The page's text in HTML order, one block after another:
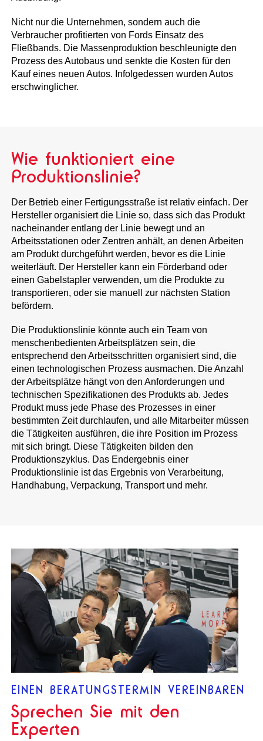
Nicht nur die Unternehmen, sondern auch die
Verbraucher profitierten von Fords Einsatz des
Fließbands. Die Massenproduktion beschleunigte den
Prozess des Autobaus und senkte die Kosten für den
Kauf eines neuen Autos. Infolgedessen wurden Autos
erschwinglicher.
Wie funktioniert eine
Produktionslinie?
Der Betrieb einer Fertigungsstraße ist relativ einfach. Der
Hersteller organisiert die Linie so, dass sich das Produkt
nacheinander entlang der Linie bewegt und an
Arbeitsstationen oder Zentren anhält, an denen Arbeiten
am Produkt durchgeführt werden, bevor es die Linie
weiterläuft. Der Hersteller kann ein Förderband oder
einen Gabelstapler verwenden, um die Produkte zu
transportieren, oder sie manuell zur nächsten Station
befördern.
Die Produktionslinie könnte auch ein Team von
menschenbedienten Arbeitsplätzen sein, die
entsprechend den Arbeitsschritten organisiert sind, die
einen technologischen Prozess ausmachen. Die Anzahl
der Arbeitsplätze hängt von den Anforderungen und
technischen Spezifikationen des Produkts ab. Jedes
Produkt muss jede Phase des Prozesses in einer
bestimmten Zeit durchlaufen, und alle Mitarbeiter müssen
die Tätigkeiten ausführen, die ihre Position im Prozess
mit sich bringt. Diese Tätigkeiten bilden den
Produktionszyklus. Das Endergebnis einer
Produktionslinie ist das Ergebnis von Verarbeitung,
Handhabung, Verpackung, Transport und mehr.
EINEN BERATUNGSTERMIN VEREINBAREN
Sprechen Sie mit den
Experten